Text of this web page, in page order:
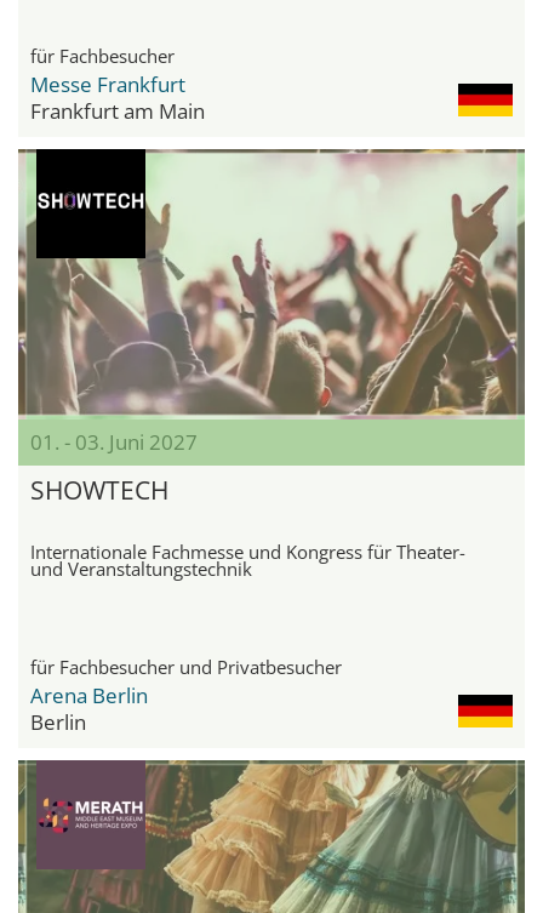
für Fachbesucher
Messe Frankfurt
Frankfurt am Main
01. - 03. Juni 2027
SHOWTECH
Internationale Fachmesse und Kongress für Theater-
und Veranstaltungstechnik
für Fachbesucher und Privatbesucher
Arena Berlin
Berlin